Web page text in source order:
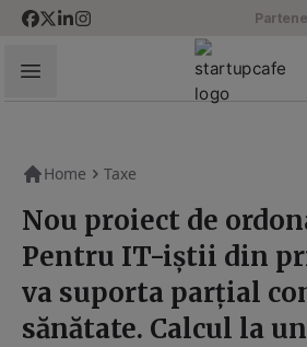
Skip to content
Home Taxe
Nou proiect de
Pentru IT-iștii din
va suporta parțial
sănătate. Calcul la